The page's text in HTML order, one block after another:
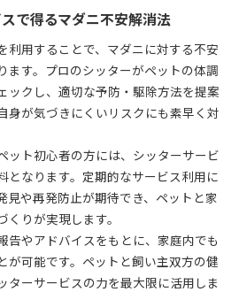
で得るマダニ不安解消法
利用することで、マダニに対する不安
ます。プロのシッターがペットの体調
ックし、適切な予防・駆除方法を提案
身が気づきにくいリスクにも素早く対
ット初心者の方には、シッターサービ
となります。定期的なサービス利用に
見や再発防止が期待でき、ペットと家
りが実現します。
告やアドバイスをもとに、家庭内でも
が可能です。ペットと飼い主双方の健
ターサービスの力を最大限に活用しま